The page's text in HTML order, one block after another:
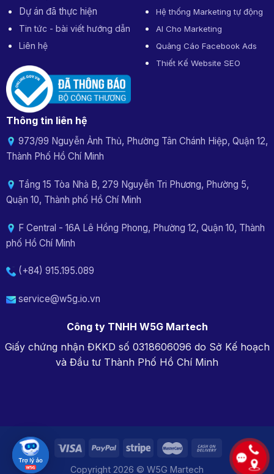
Dự án đã thực hiện
Tin tức - bài viết hướng dẫn
Liên hệ
Hệ thống Marketing tự động
AI Cho Marketing
Quảng Cáo Facebook Ads
Thiết Kế Website SEO
Thông tin liên hệ
973/99 Nguyễn Ảnh Thủ, Phường Tân Chánh Hiệp, Quận 12,
Thành Phố Hồ Chí Minh
Tầng 15 Tòa Nhà B, 279 Nguyễn Tri Phương, Phường 5,
Quận 10, Thành phố Hồ Chí Minh
F Central - 16A Lê Hồng Phong, Phường 12, Quận 10, Thành
phố Hồ Chí Minh
(+84) 915.195.089
service@w5g.io.vn
Công ty TNHH W5G Martech
Giấy chứng nhận ĐKKD số 0318606096 do Sở Kế hoạch
và Đầu tư Thành Phố Hồ Chí Minh
Copyright 2026 © W5G Martech